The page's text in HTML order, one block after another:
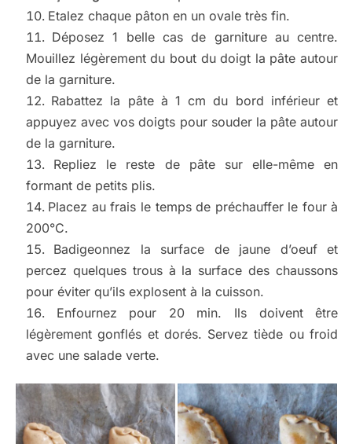
Etalez chaque pâton en un ovale très fin.
Déposez 1 belle cas de garniture au centre.
Mouillez légèrement du bout du doigt la pâte autour
de la garniture.
Rabattez la pâte à 1 cm du bord inférieur et
appuyez avec vos doigts pour souder la pâte autour
de la garniture.
Repliez le reste de pâte sur elle-même en
formant de petits plis.
Placez au frais le temps de préchauffer le four à
200°C.
Badigeonnez la surface de jaune d’oeuf et
percez quelques trous à la surface des chaussons
pour éviter qu’ils explosent à la cuisson.
Enfournez pour 20 min. Ils doivent être
légèrement gonflés et dorés. Servez tiède ou froid
avec une salade verte.